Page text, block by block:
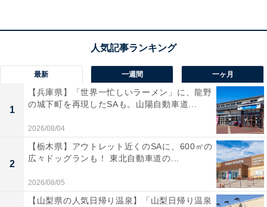
ンペーン開催除外日となります。また、両キャンペーン
は当日2階スカイガーデンチケット窓口でのみの販売と
なり、ほかの割引サービスとは併用できませんのでご注
意を。
最新 一週間 一ヶ月
1
【兵庫県】「世界一忙しいラーメン」に、龍野
の城下町を再現したSAも。山陽自動車道...
2026/08/04
2
【栃木県】アウトレット近くのSAに、600㎡の
広々ドッグランも！ 東北自動車道の...
2026/08/05
【山梨県の人気日帰り温泉】「山梨日帰り温泉